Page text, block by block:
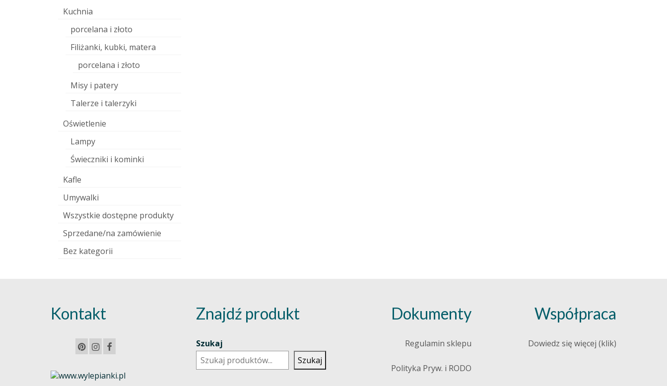
Kuchnia
porcelana i złoto
Filiżanki, kubki, matera
porcelana i złoto
Misy i patery
Talerze i talerzyki
Oświetlenie
Lampy
Świeczniki i kominki
Kafle
Umywalki
Wszystkie dostępne produkty
Sprzedane/na zamówienie
Bez kategorii
Kontakt Znajdź produkt
Szukaj
Szukaj
Dokumenty
Regulamin sklepu
Polityka Pryw. i RODO
Współpraca
Dowiedz się więcej (klik)